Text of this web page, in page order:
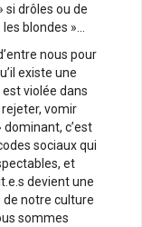
si drôles ou de
blondes »…
nous pour
existe une
violée dans
vomir
dominant, c’est
sociaux qui
et
devient une
de notre culture
sommes